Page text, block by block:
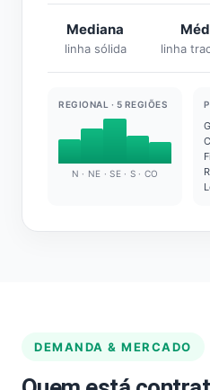
Mediana
linha sólida linha
REGIONAL · 5 REGIÕES
N · NE · SE · S · CO
DEMANDA & MERCADO